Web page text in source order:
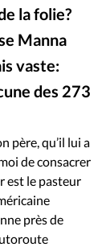
Religions
la folie?
Manna
vaste:
des 273
père, qu’il lui a
de consacrer
est le pasteur
près de